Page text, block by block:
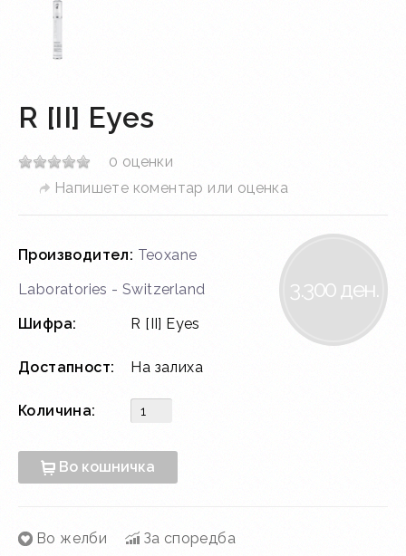
R [II] Eyes
0 оценки
Напишете коментар или оценка
3.300 ден.
Производител: Teoxane
Laboratories - Switzerland
Шифра:
R [II] Eyes
Достапност: На залиха
Количина:
Во кошничка
Во желби За споредба